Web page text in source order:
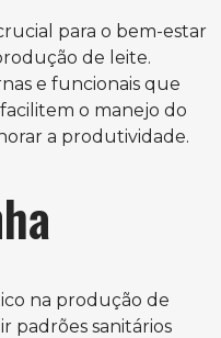
para o bem-estar
de leite.
e funcionais que
o manejo do
a produtividade.
na produção de
padrões sanitários